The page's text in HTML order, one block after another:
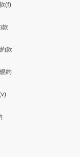
(f)
款
款
約